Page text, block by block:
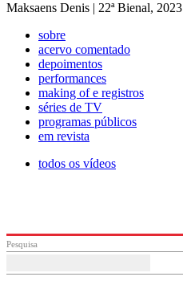
Maksaens Denis | 22ª Bienal, 2023
sobre
acervo comentado
depoimentos
performances
making of e registros
séries de TV
programas públicos
em revista
todos os vídeos
Pesquisa